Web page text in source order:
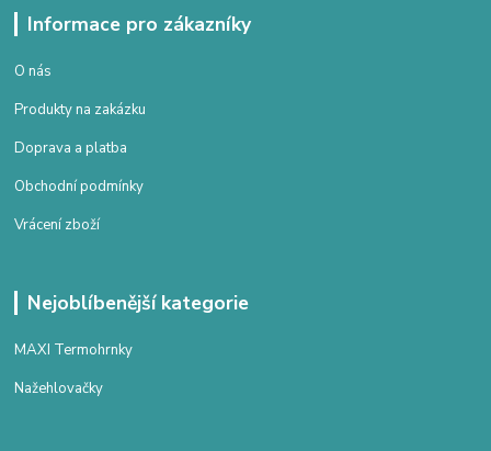
Informace pro zákazníky
O nás
Produkty na zakázku
Doprava a platba
Obchodní podmínky
Vrácení zboží
Nejoblíbenější kategorie
MAXI Termohrnky
Nažehlovačky